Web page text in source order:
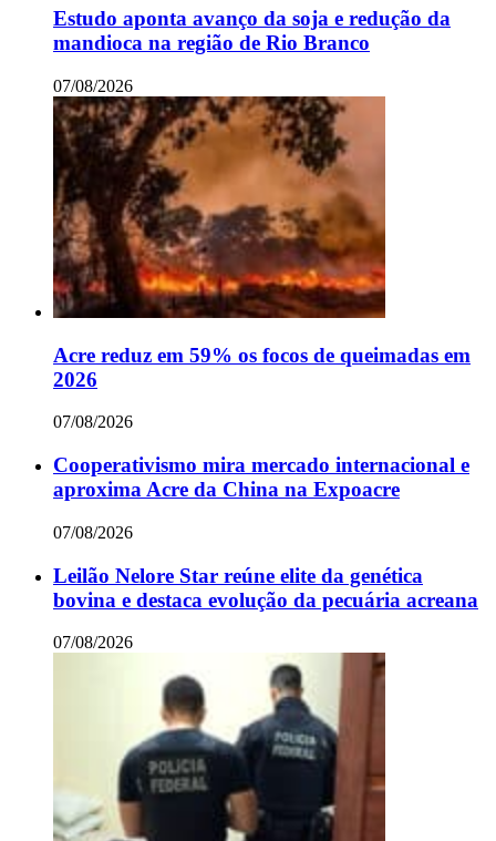
Estudo aponta avanço da soja e redução da
mandioca na região de Rio Branco
07/08/2026
Acre reduz em 59% os focos de queimadas em
2026
07/08/2026
Cooperativismo mira mercado internacional e
aproxima Acre da China na Expoacre
07/08/2026
Leilão Nelore Star reúne elite da genética
bovina e destaca evolução da pecuária acreana
07/08/2026